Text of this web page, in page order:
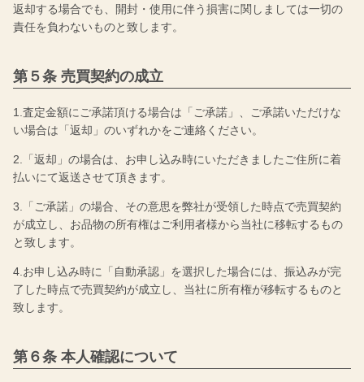
返却する場合でも、開封・使用に伴う損害に関しましては一切の
責任を負わないものと致します。
第５条 売買契約の成立
1.査定金額にご承諾頂ける場合は「ご承諾」、ご承諾いただけな
い場合は「返却」のいずれかをご連絡ください。
2.「返却」の場合は、お申し込み時にいただきましたご住所に着
払いにて返送させて頂きます。
3.「ご承諾」の場合、その意思を弊社が受領した時点で売買契約
が成立し、お品物の所有権はご利用者様から当社に移転するもの
と致します。
4.お申し込み時に「自動承認」を選択した場合には、振込みが完
了した時点で売買契約が成立し、当社に所有権が移転するものと
致します。
第６条 本人確認について